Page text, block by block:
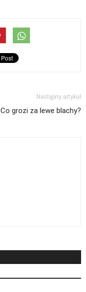
Następny artykuł
Co grozi za lewe blachy?